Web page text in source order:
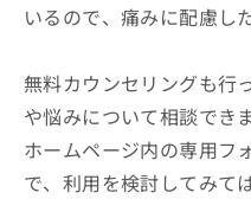
いるので、痛みに配慮し
無料カウンセリングも行
や悩みについて相談でき
ホームページ内の専用フ
で、利用を検討してみて